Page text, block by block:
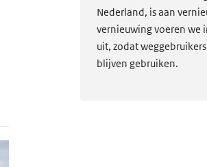
Nederland, is aan
vernieuwing voeren we
uit, zodat
blijven gebruiken.